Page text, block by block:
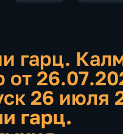
гарц.
от
26 июля
гарц.